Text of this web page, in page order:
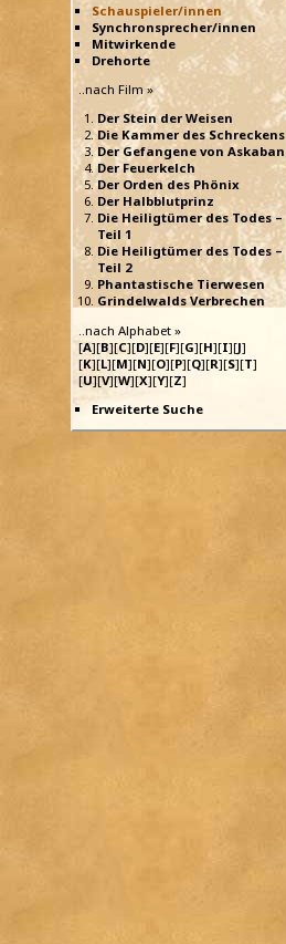
Schauspieler/innen
Synchronsprecher/innen
Mitwirkende
Drehorte
..nach Film »
Der Stein der Weisen
Die Kammer des Schreckens
Der Gefangene von Askaban
Der Feuerkelch
Der Orden des Phönix
Der Halbblutprinz
Die Heiligtümer des Todes –
Teil 1
Die Heiligtümer des Todes –
Teil 2
Phantastische Tierwesen
Grindelwalds Verbrechen
..nach Alphabet »
[A][B][C][D][E][F][G][H][I][J]
[K][L][M][N][O][P][Q][R][S][T]
[U][V][W][X][Y][Z]
Erweiterte Suche